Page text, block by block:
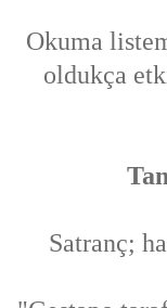
Okuma
oldukça
Satranç;